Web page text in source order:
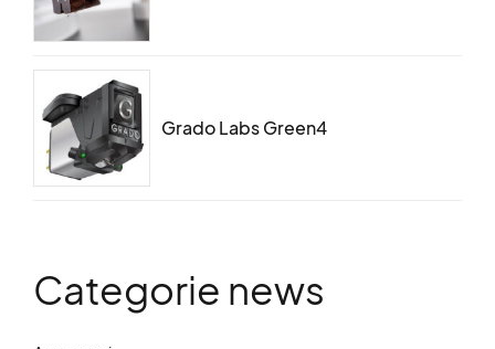
Grado Labs Green4
Categorie news